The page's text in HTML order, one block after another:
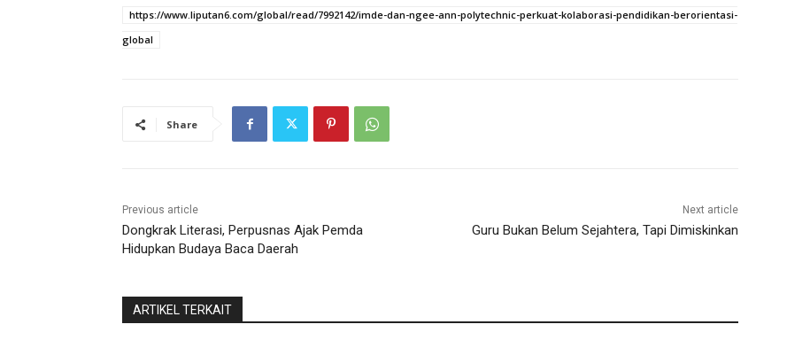
https://www.liputan6.com/global/read/7992142/imde-dan-ngee-ann-polytechnic-perkuat-kolaborasi-pendidikan-berorientasi-
global
Share
Previous article
Dongkrak Literasi, Perpusnas Ajak Pemda
Hidupkan Budaya Baca Daerah
Next article
Guru Bukan Belum Sejahtera, Tapi Dimiskinkan
ARTIKEL TERKAIT